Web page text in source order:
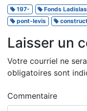
197- Fonds
pont-levis
Laisser un
Votre courriel ne
obligatoires sont
Commentaire